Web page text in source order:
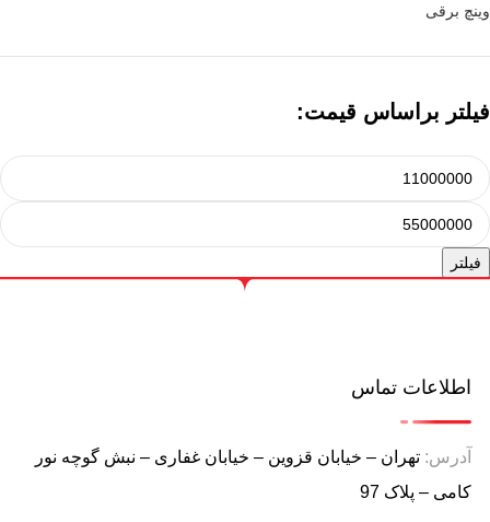
وینچ برقی
فیلتر براساس قیمت:
فیلتر
اطلاعات تماس
آدرس: تهران – خیابان قزوین – خیابان غفاری – نبش گوچه نور
کامی – پلاک 97